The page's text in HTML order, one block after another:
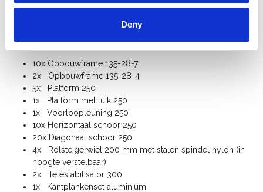
Deny
Garantie: 5 jaar
Onderdelenlijst rolsteiger:
10x Opbouwframe 135-28-7
2x Opbouwframe 135-28-4
5x Platform 250
1x Platform met luik 250
1x Voorloopleuning 250
10x Horizontaal schoor 250
20x Diagonaal schoor 250
4x Rolsteigerwiel 200 mm met stalen spindel nylon (in
hoogte verstelbaar)
2x Telestabilisator 300
1x Kantplankenset aluminium